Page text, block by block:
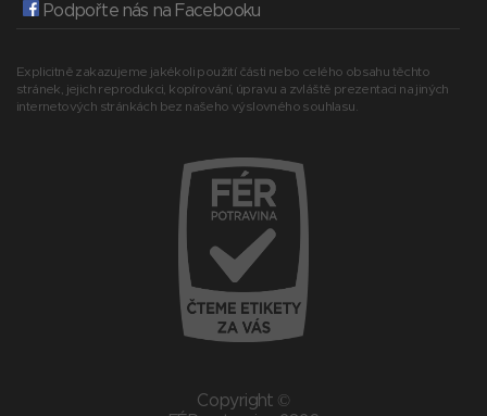
Podpořte nás na Facebooku
Explicitně zakazujeme jakékoli použití části nebo celého obsahu těchto
stránek, jejich reprodukci, kopírování, úpravu a zvláště prezentaci na jiných
internetových stránkách bez našeho výslovného souhlasu.
Copyright ©